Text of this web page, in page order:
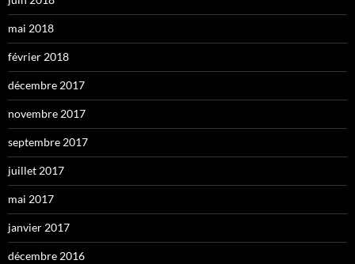
mai 2018
février 2018
décembre 2017
novembre 2017
septembre 2017
juillet 2017
mai 2017
janvier 2017
décembre 2016